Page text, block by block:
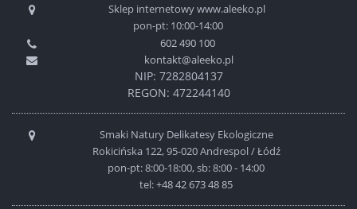
Sklep internetowy www.aleeko.pl
pon-pt: 10:00-14:00
602 490 100
kontakt@aleeko.pl
NIP: 7282804137
REGON: 472244140
Smaki Natury Delikatesy Ekologiczne
Rokicińska 122, 95-020 Andrespol / Łódź
pon-pt: 8:00-18:00, sb: 8:00 - 14:00
tel:+48 42 673 48 85